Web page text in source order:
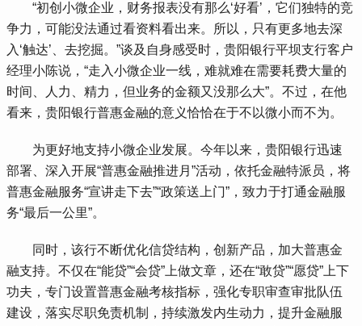
“初创小微企业，财务报表没有那么‘好看’，它们独特的竞
争力，可能没法通过看资料看出来。所以，只有更多地去深
入‘触达’、去挖掘。”谈及自身感受时，贵阳银行平坝支行客户
经理小陈说，“走入小微企业一线，难就难在需要耗费大量的
时间、人力、精力，但业务的金额又没那么大”。不过，在他
看来，贵阳银行普惠金融的意义恰恰在于不以微小而不为。
为更好地支持小微企业发展。今年以来，贵阳银行迅速
部署、深入开展“普惠金融推进月”活动，依托金融特派员，将
普惠金融服务“宣讲走下去”“政策送上门”，致力于打通金融服
务“最后一公里”。
同时，该行不断优化信贷结构，创新产品，加大普惠金
融支持。不仅在“能贷”“会贷”上做文章，还在“敢贷”“愿贷”上下
功夫，专门设置普惠金融考核指标，强化专职审查审批队伍
建设，落实尽职免责机制，持续激发内生动力，提升金融服